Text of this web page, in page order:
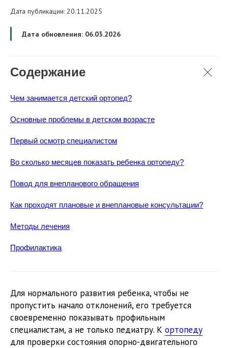
Дата публикации: 20.11.2025
Дата обновления: 06.03.2026
Содержание
Чем занимается детский ортопед?
Основные проблемы в детском возрасте
Первый осмотр специалистом
Во сколько месяцев показать ребенка ортопеду?
Повод для внепланового обращения
Как проходят плановые и внеплановые консультации?
Методы лечения
Профилактика
Для нормального развития ребенка, чтобы не
пропустить начало отклонений, его требуется
своевременно показывать профильным
специалистам, а не только педиатру. К ортопеду
для проверки состояния опорно-двигательного